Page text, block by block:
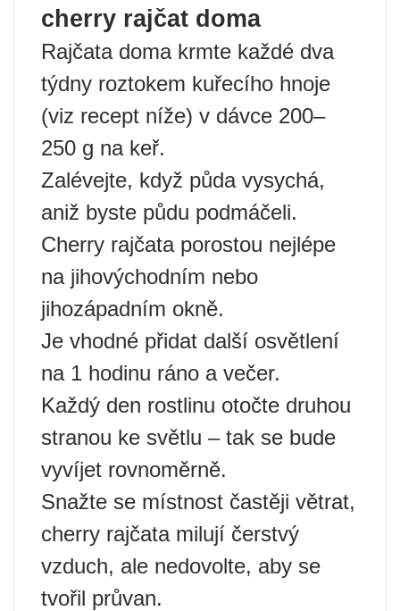
cherry rajčat doma
Rajčata doma krmte každé dva
týdny roztokem kuřecího hnoje
(viz recept níže) v dávce 200–
250 g na keř.
Zalévejte, když půda vysychá,
aniž byste půdu podmáčeli.
Cherry rajčata porostou nejlépe
na jihovýchodním nebo
jihozápadním okně.
Je vhodné přidat další osvětlení
na 1 hodinu ráno a večer.
Každý den rostlinu otočte druhou
stranou ke světlu – tak se bude
vyvíjet rovnoměrně.
Snažte se místnost častěji větrat,
cherry rajčata milují čerstvý
vzduch, ale nedovolte, aby se
tvořil průvan.